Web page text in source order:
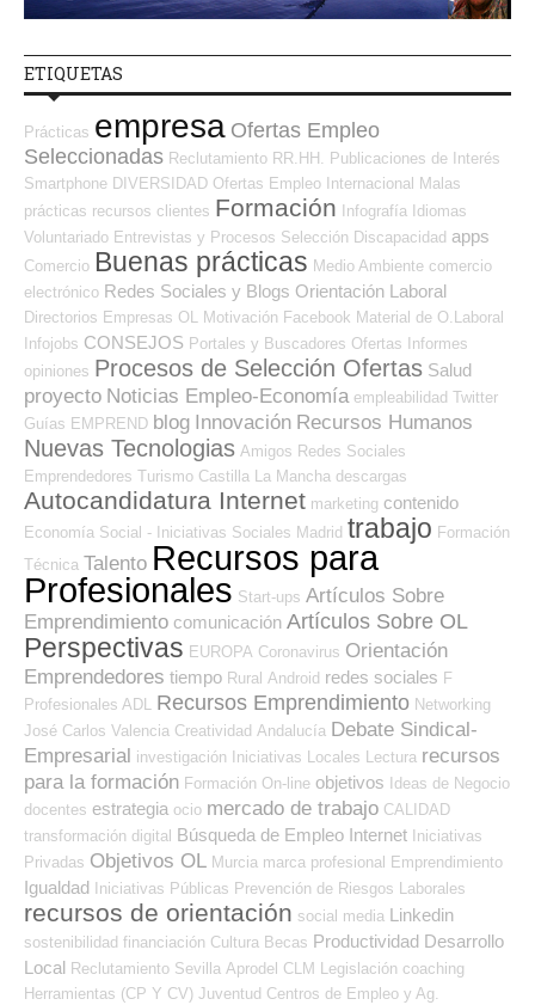
ETIQUETAS
Prácticas empresa Ofertas Empleo
Seleccionadas Reclutamiento RR.HH. Publicaciones de Interés
Smartphone DIVERSIDAD Ofertas Empleo Internacional Malas
prácticas recursos clientes Formación Infografía Idiomas
Voluntariado Entrevistas y Procesos Selección Discapacidad apps
Comercio Buenas prácticas Medio Ambiente comercio
electrónico Redes Sociales y Blogs Orientación Laboral
Directorios Empresas OL Motivación Facebook Material de O.Laboral
Infojobs CONSEJOS Portales y Buscadores Ofertas
Informes
opiniones Procesos de Selección Ofertas Salud
proyecto Noticias Empleo-Economía empleabilidad Twitter
Guías EMPREND blog Innovación Recursos Humanos
Nuevas Tecnologias Amigos Redes Sociales
Emprendedores Turismo Castilla La Mancha descargas
Autocandidatura Internet marketing contenido
Economía Social - Iniciativas Sociales Madrid trabajo Formación
Técnica Talento Recursos para
Profesionales Start-ups Artículos Sobre
Emprendimiento comunicación Artículos Sobre OL
Perspectivas EUROPA Coronavirus Orientación
Emprendedores tiempo Rural Android redes sociales F
Profesionales ADL Recursos Emprendimiento Networking
José Carlos Valencia Creatividad Andalucía Debate Sindical-
Empresarial investigación Iniciativas Locales Lectura recursos
para la formación Formación On-line objetivos
Ideas de Negocio
docentes estrategia ocio mercado de trabajo CALIDAD
transformación digital Búsqueda de Empleo Internet Iniciativas
Privadas Objetivos OL Murcia marca profesional Emprendimiento
Igualdad Iniciativas Públicas Prevención de Riesgos Laborales
recursos de orientación social media Linkedin
sostenibilidad financiación Cultura Becas Productividad Desarrollo
Local Reclutamiento Sevilla Aprodel CLM Legislación coaching
Herramientas (CP Y CV) Juventud Centros de Empleo y Ag.